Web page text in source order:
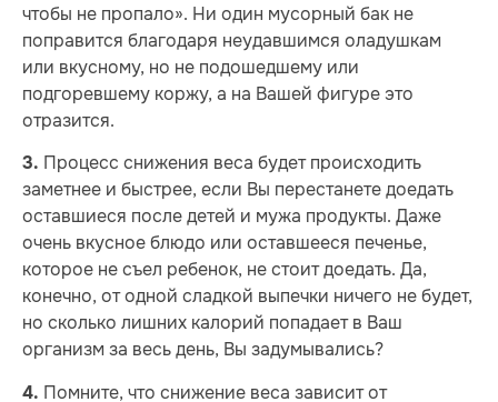
чтобы не пропало». Ни один мусорный бак не
поправится благодаря неудавшимся оладушкам
или вкусному, но не подошедшему или
подгоревшему коржу, а на Вашей фигуре это
отразится.
3. Процесс снижения веса будет происходить
заметнее и быстрее, если Вы перестанете доедать
оставшиеся после детей и мужа продукты. Даже
очень вкусное блюдо или оставшееся печенье,
которое не съел ребенок, не стоит доедать. Да,
конечно, от одной сладкой выпечки ничего не будет,
но сколько лишних калорий попадает в Ваш
организм за весь день, Вы задумывались?
4. Помните, что снижение веса зависит от